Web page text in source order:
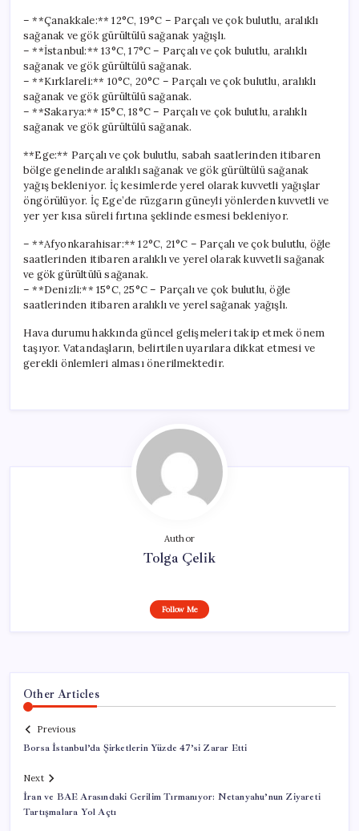
– **Çanakkale:** 12°C, 19°C – Parçalı ve çok bulutlu, aralıklı
sağanak ve gök gürültülü sağanak yağışlı.
– **İstanbul:** 13°C, 17°C – Parçalı ve çok bulutlu, aralıklı
sağanak ve gök gürültülü sağanak.
– **Kırklareli:** 10°C, 20°C – Parçalı ve çok bulutlu, aralıklı
sağanak ve gök gürültülü sağanak.
– **Sakarya:** 15°C, 18°C – Parçalı ve çok bulutlu, aralıklı
sağanak ve gök gürültülü sağanak.
**Ege:** Parçalı ve çok bulutlu, sabah saatlerinden itibaren
bölge genelinde aralıklı sağanak ve gök gürültülü sağanak
yağış bekleniyor. İç kesimlerde yerel olarak kuvvetli yağışlar
öngörülüyor. İç Ege’de rüzgarın güneyli yönlerden kuvvetli ve
yer yer kısa süreli fırtına şeklinde esmesi bekleniyor.
– **Afyonkarahisar:** 12°C, 21°C – Parçalı ve çok bulutlu, öğle
saatlerinden itibaren aralıklı ve yerel olarak kuvvetli sağanak
ve gök gürültülü sağanak.
– **Denizli:** 15°C, 25°C – Parçalı ve çok bulutlu, öğle
saatlerinden itibaren aralıklı ve yerel sağanak yağışlı.
Hava durumu hakkında güncel gelişmeleri takip etmek önem
taşıyor. Vatandaşların, belirtilen uyarılara dikkat etmesi ve
gerekli önlemleri alması önerilmektedir.
Author
Tolga Çelik
Follow Me
Other Articles
Previous
Borsa İstanbul’da Şirketlerin Yüzde 47’si Zarar Etti
Next
İran ve BAE Arasındaki Gerilim Tırmanıyor: Netanyahu’nun Ziyareti
Tartışmalara Yol Açtı